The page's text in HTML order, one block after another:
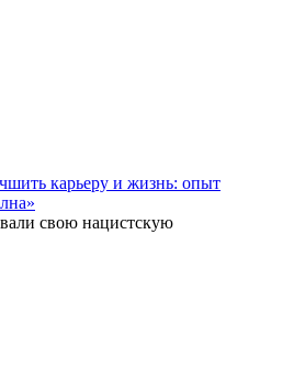
карьеру и жизнь: опыт
свою нацистскую